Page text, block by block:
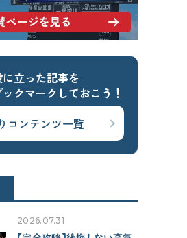
断熱基準
気密性能
ステム エアコン
階完結型
シ
立った記事を
ックマークしておこう！
コンテンツ一覧
2026.07.31